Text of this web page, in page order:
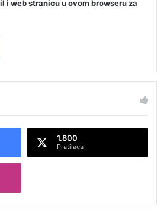
i web stranicu u ovom browseru za
1.800
Pratilaca